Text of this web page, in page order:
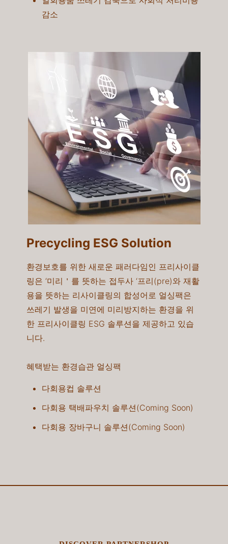
감소
Precycling ESG Solution
환경보호를 위한 새로운 패러다임인 프리사이클
링은 ‘미리＇를 뜻하는 접두사 ‘프리(pre)와 재활
용을 뜻하는 리사이클링의 합성어로 얼싱팩은
쓰레기 발생을 미연에 미리방지하는 환경을 위
한 프리사이클링 ESG 솔루션을 제공하고 있습
니다.​
혜택받는 환경습관 얼싱팩
다회용컵 솔루션​​
다회용 택배파우치 솔루션(Coming Soon)​
다회용 장바구니 솔루션(Coming Soon)